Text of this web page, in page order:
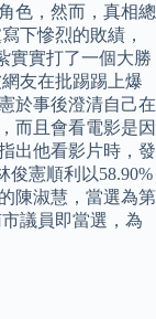
色，然而，真相總
下慘烈的敗績，
實實打了一個大勝
友在批踢踢上爆
於事後澄清自己在
而且會看電影是因
出他看影片時，發
俊憲順利以58.90%
陳淑慧，當選為第
議員即當選，為